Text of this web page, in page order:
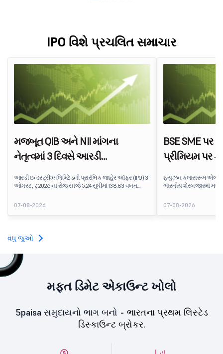
IPO વિશે પ્રચલિત સમાચાર
મજબૂત QIB અને NII માંગના
નેતૃત્વમાં 3 દિવસે આરડી
ઇન્ડસ્ટ્રીઝનો IPO 138.83 વખત
સબ્સ્ક્રાઇબ થયો
આરડી ઇન્ડસ્ટ્રીઝ લિમિટેડની પ્રારંભિક જાહેર ઑફર (IPO) 3
ઓગસ્ટ, 7, 2026 ના રોજ સાંજે 5:24 સુધીમાં 138.83 વખત
સબસ્ક્રિપ્શન માટે ઉપલબ્ધ 5,62,46,366 શેર સામે
7,80,88,05,383 શેર માટે બિડ પ્રાપ્ત થઈ છે.
07-08-2026
BSE SME પર
પ્રીમિયમ પર
એજ્યુટેક શેરનું
ફ્યુઝન ક્લાસરૂમ
ભારતીય શેરબજારમાં
ઇશ્યૂ કિંમત કરતાં લગભગ
આઇપીઓ રોકાણકારોને
ટેક્નોલોજી કંપની પ્રત્યે
07-08-2026
વધુ જુઓ
મફત ડિમેટ એકાઉન્ટ ખોલો
5paisa સમુદાયનો ભાગ બનો - ભારતના પ્રથમ લિસ્ટેડ
ડિસ્કાઉન્ટ બ્રોકર.